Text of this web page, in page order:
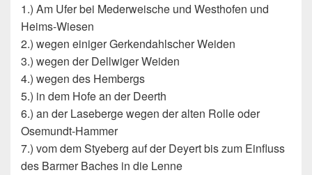
1.) Am Ufer bei Mederweische und Westhofen und
Heims-Wiesen
2.) wegen einiger Gerkendahlscher Weiden
3.) wegen der Dellwiger Weiden
4.) wegen des Hembergs
5.) in dem Hofe an der Deerth
6.) an der Laseberge wegen der alten Rolle oder
Osemundt-Hammer
7.) vom dem Styeberg auf der Deyert bis zum Einfluss
des Barmer Baches in die Lenne